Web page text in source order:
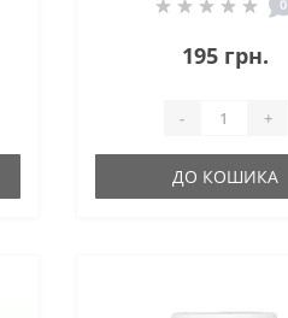
0
195 грн.
- +
ДО КОШИКА